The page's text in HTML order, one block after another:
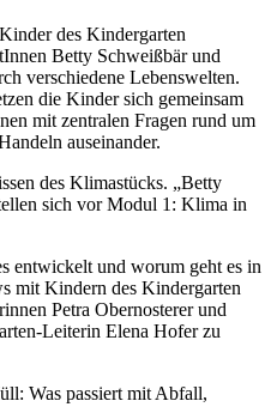
des Kindergarten
Betty Schweißbär und
verschiedene Lebenswelten.
die Kinder sich gemeinsam
mit zentralen Fragen rund um
auseinander.
des Klimastücks. „Betty
sich vor Modul 1: Klima in
entwickelt und worum geht es in
mit Kindern des Kindergarten
Petra Obernosterer und
Leiterin Elena Hofer zu
Was passiert mit Abfall,